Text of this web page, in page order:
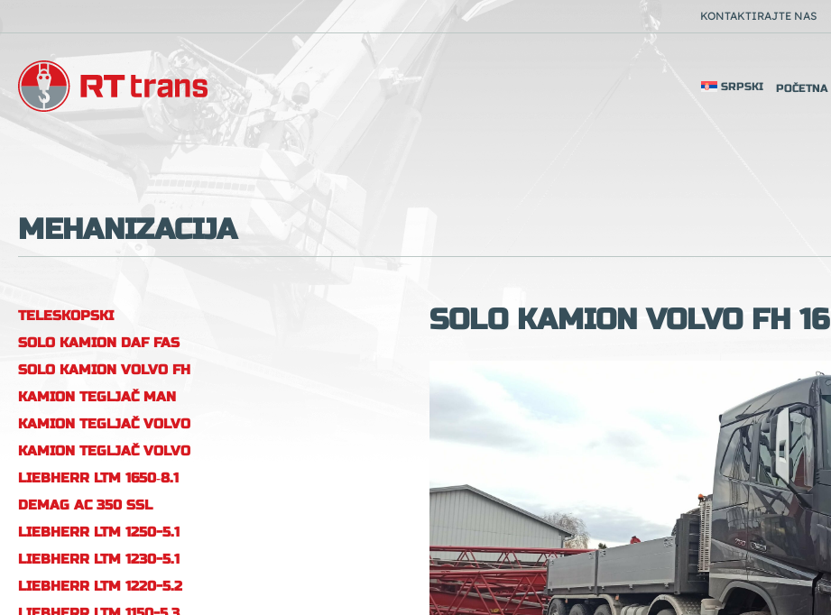
KONTAKTIRAJTE NAS
SRPSKI POČETNA
MEHANIZACIJA
TELESKOPSKI
VILJUŠKAR MERLO P
72.10
SOLO KAMION DAF FAS
CF85.360 SA
HIDRAULIČNOM
DIZALICOM HIAB 477 EP-
5 HIPRO
SOLO KAMION VOLVO FH
16
KAMION TEGLJAČ MAN
TGX 18.440 SA
POLUPRIKOLICOM
КAMION TEGLJAČ VOLVO
FH 500 SA
POLUPRIKOLICOM
КAMION TEGLJAČ VOLVO
FH 540 SA
POLUPRIKOLICOM
LIEBHERR LTM 1650‐8.1
DEMAG AC 350 SSL
LIEBHERR LTM 1250-5.1
LIEBHERR LTM 1230-5.1
LIEBHERR LTM 1220-5.2
SOLO KAMION VOLVO FH 16